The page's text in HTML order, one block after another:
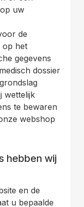
uw
de
op het
gegevens
dossier
wettelijk
te bewaren
webshop
hebben wij
en de
u bepaalde